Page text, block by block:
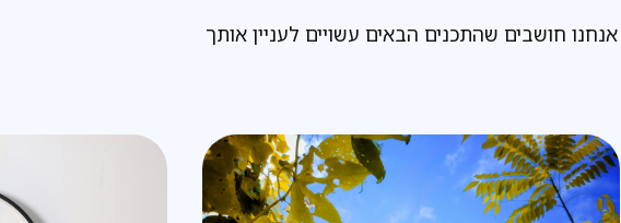
אנחנו חושבים שהתכנים הבאים עשויים לעניין אותך